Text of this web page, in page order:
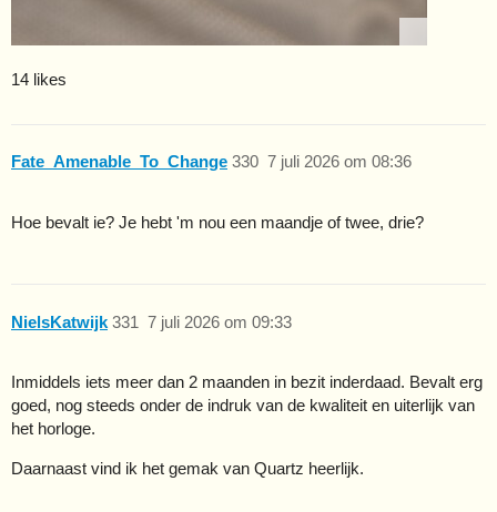
14 likes
Fate_Amenable_To_Change 7 juli 2026 om 08:36
330
Hoe bevalt ie? Je hebt 'm nou een maandje of twee, drie?
NielsKatwijk 7 juli 2026 om 09:33
331
Inmiddels iets meer dan 2 maanden in bezit inderdaad. Bevalt erg
goed, nog steeds onder de indruk van de kwaliteit en uiterlijk van
het horloge.
Daarnaast vind ik het gemak van Quartz heerlijk.